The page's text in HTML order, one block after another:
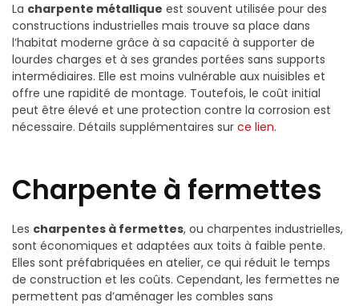
La charpente métallique est souvent utilisée pour des
constructions industrielles mais trouve sa place dans
l’habitat moderne grâce à sa capacité à supporter de
lourdes charges et à ses grandes portées sans supports
intermédiaires. Elle est moins vulnérable aux nuisibles et
offre une rapidité de montage. Toutefois, le coût initial
peut être élevé et une protection contre la corrosion est
nécessaire. Détails supplémentaires sur ce lien.
Charpente à fermettes
Les charpentes à fermettes, ou charpentes industrielles,
sont économiques et adaptées aux toits à faible pente.
Elles sont préfabriquées en atelier, ce qui réduit le temps
de construction et les coûts. Cependant, les fermettes ne
permettent pas d’aménager les combles sans